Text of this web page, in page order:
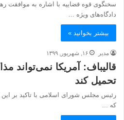
سخنگوی قوه قضاییه با اشاره به موافقت
دادگاه‌های ویژه ...
بیشتر بخوانید »
مدیر ۱۶, شهریور, ۱۳۹۹
قالیباف: آمریکا نمی‌تواند
تحمیل کند
رئیس مجلس شورای اسلامی با تاکید بر
که ...